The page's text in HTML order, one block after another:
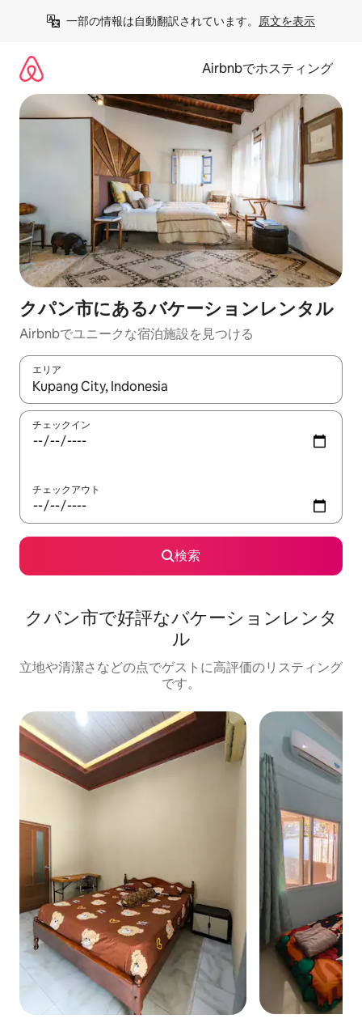
一部の情報は自動翻訳されています。 原文を表示
Airbnbでホスティング
クパン市にあるバケーションレンタル
Airbnbでユニークな宿泊施設を見つける
エリア
検索結果が表示されたら、上下の矢印キーを使って移動するか
チェックイン
チェックアウト
検索
クパン市で好評なバケーションレンタ
ル
立地や清潔さなどの点でゲストに高評価のリスティング
です。